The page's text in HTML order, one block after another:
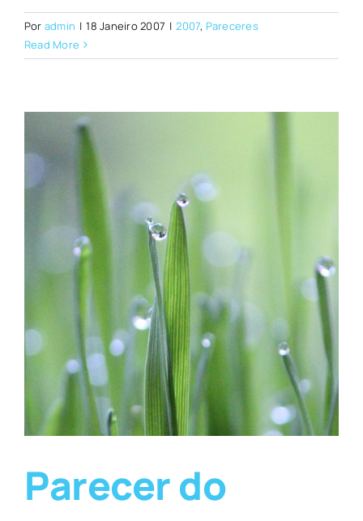
Por admin | 18 Janeiro 2007 | 2007, Pareceres
Read More
Parecer do